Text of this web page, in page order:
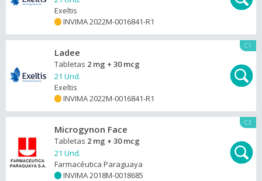
Exeltis
INVIMA 2022M-0016841-R1
C1
Ladee
Tabletas 2 mg + 30 mcg
21 Und.
Exeltis
INVIMA 2022M-0016841-R1
C3
Microgynon Face
Tabletas 2 mg + 30 mcg
21 Und.
Farmacéutica Paraguaya
INVIMA 2018M-0018685